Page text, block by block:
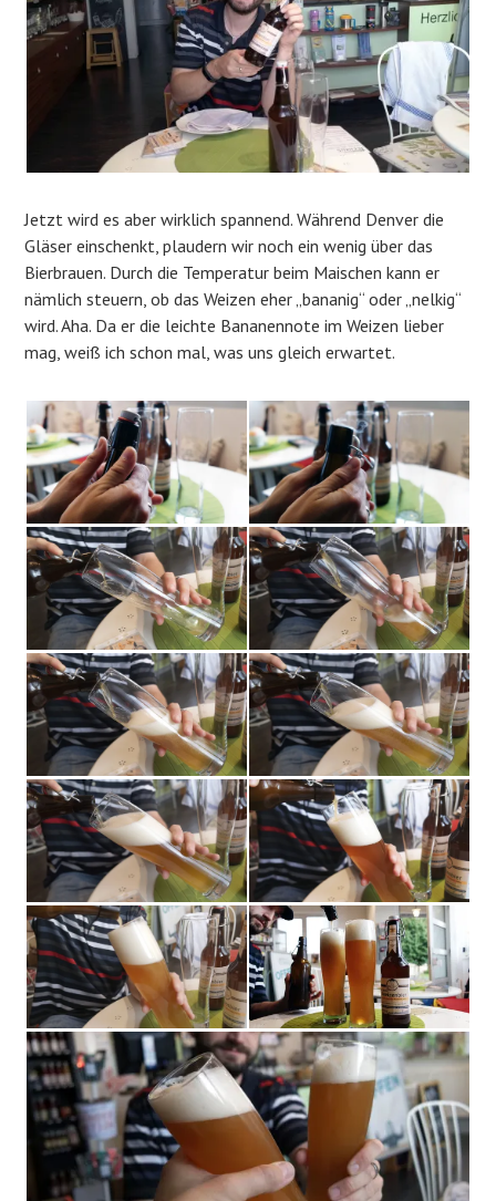
Jetzt wird es aber wirklich spannend. Während Denver die
Gläser einschenkt, plaudern wir noch ein wenig über das
Bierbrauen. Durch die Temperatur beim Maischen kann er
nämlich steuern, ob das Weizen eher „bananig“ oder „nelkig“
wird. Aha. Da er die leichte Bananennote im Weizen lieber
mag, weiß ich schon mal, was uns gleich erwartet.